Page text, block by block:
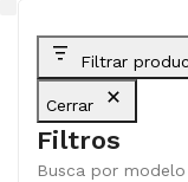
Filtrar
Cerrar
Filtros
Busca por